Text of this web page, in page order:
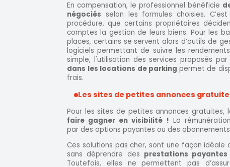
En compensation, le professionnel bénéficie
négociés selon les formules choisies.
procédure, que certains propriétaires
comptes la gestion de leurs biens. Pour les
places, certains se servent alors d’outils de
logiciels permettant de suivre les
simple, l'utilisation des services proposés par
dans les locations de parking permet de
frais.
Les sites de petites annonces
Pour les sites de petites annonces gratuites,
faire gagner en visibilité ! La
par des options payantes ou des
Ces solutions pas cher, sont une façon idéale
sans déprendre des prestations payantes
Toutefois, elles ne permettent pas